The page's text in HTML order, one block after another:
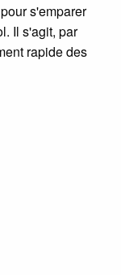
s'emparer
Il s'agit, par
rapide des